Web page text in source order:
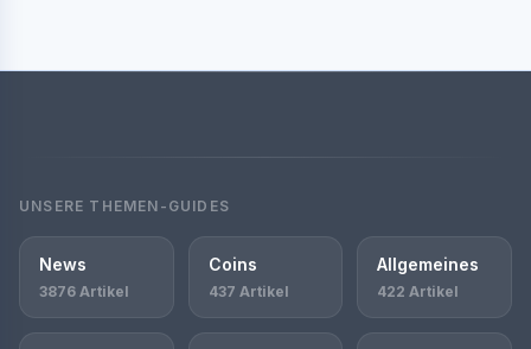
UNSERE THEMEN-GUIDES
News
3876 Artikel
Coins
437 Artikel
Allgemeines
422 Artikel